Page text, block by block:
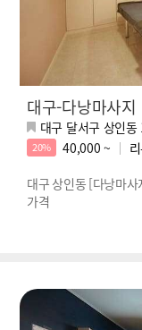
대구-다낭마사지
대구 달서구 상인
20% 40,000 ~
대구 상인동 [다낭마
가격